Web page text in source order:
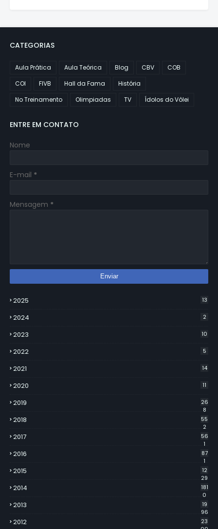
CATEGORIAS
Aula Prática Aula Teórica Blog CBV
COB
COI
FIVB Hall da Fama
História
No Treinamento
Olimpiadas TV Ídolos do Vôlei
ENTRE EM CONTATO
Nome
E-mail *
Mensagem *
2025 13
2024 2
2023 10
2022 5
2021 14
2020 11
2019
26
8
2018
55
2
2017
56
1
2016
87
1
2015
12
29
2014
181
0
2013
19
96
2012
23